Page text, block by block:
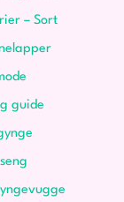
– Sort
guide